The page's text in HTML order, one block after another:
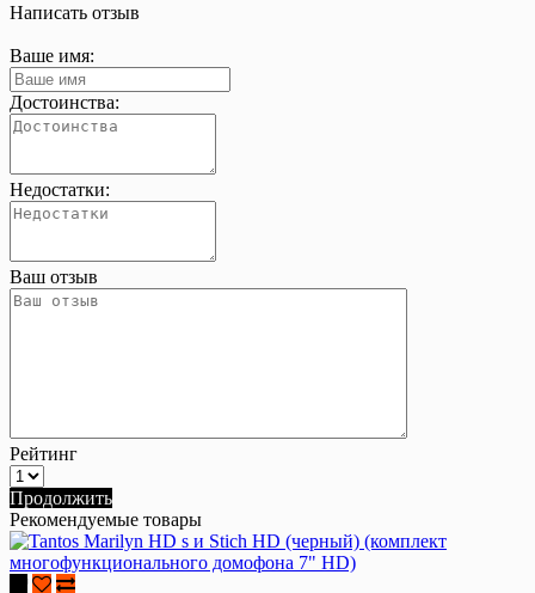
Написать отзыв
Ваше имя:
Достоинства:
Недостатки:
Ваш отзыв
Рейтинг
Продолжить
Рекомендуемые товары